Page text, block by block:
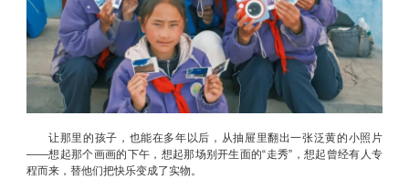
让那里的孩子，也能在多年以后，从抽屉里翻出一张泛黄的小照片
——想起那个画画的下午，想起那场别开生面的“走秀”，想起曾经有人专
程而来，替他们把快乐变成了实物。